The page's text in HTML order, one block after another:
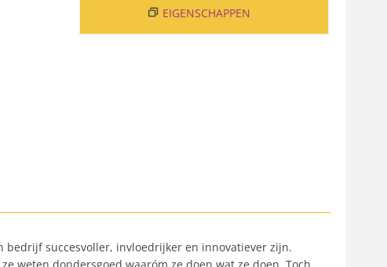
EIGENSCHAPPEN
bedrijf succesvoller, invloedrijker en innovatiever zijn.